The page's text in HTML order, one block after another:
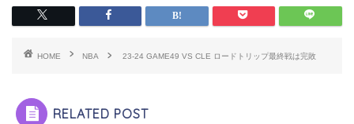
HOME NBA 23-24 GAME49 VS CLE ロードトリップ最終戦は完敗
RELATED POST